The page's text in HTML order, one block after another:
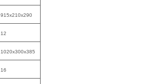
915x210x290
12
1020x300x385
16